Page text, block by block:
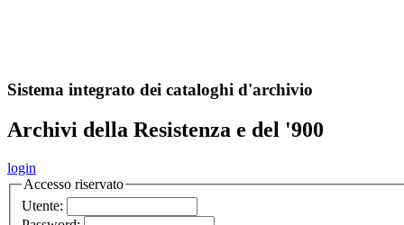
Sistema integrato dei cataloghi d'archivio
Archivi della Resistenza e del '900
login
Accesso riservato
Utente: